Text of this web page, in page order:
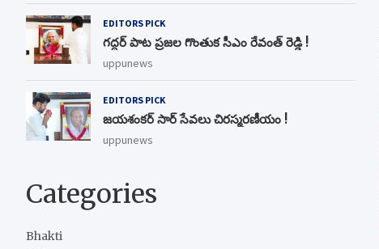
EDITORS PICK
గద్దర్ పాట ప్రజల గొంతుక సీఎం రేవంత్ రెడ్డి !
uppunews
EDITORS PICK
జయశంకర్ సార్ సేవలు చిరస్మరణీయం !
uppunews
Categories
Bhakti